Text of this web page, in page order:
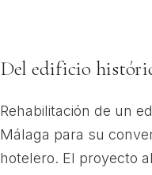
Del edificio
Rehabilitación de un
Málaga para su
hotelero. El proyecto